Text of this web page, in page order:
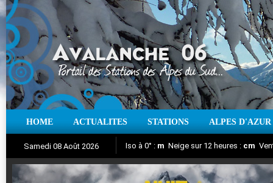
HOME ACTUALITES STATIONS ALPES D'AZUR
Samedi 08 Août 2026 Iso à 0° : m Neige sur 12 heures : cm
Nuit de la Glisse 2018